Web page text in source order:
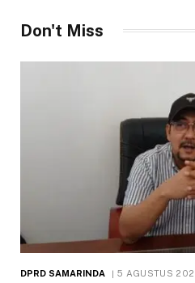
Don't Miss
DPRD SAMARINDA 5 AGUSTUS